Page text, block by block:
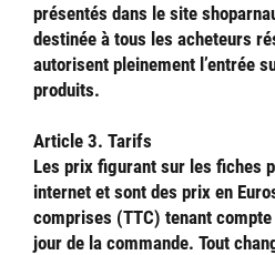
présentés dans le site
destinée à tous les acheteurs
autorisent pleinement l’entrée
produits.
Article 3. Tarifs
Les prix figurant sur les fiches
internet et sont des prix en
comprises (TTC) tenant
jour de la commande. Tout